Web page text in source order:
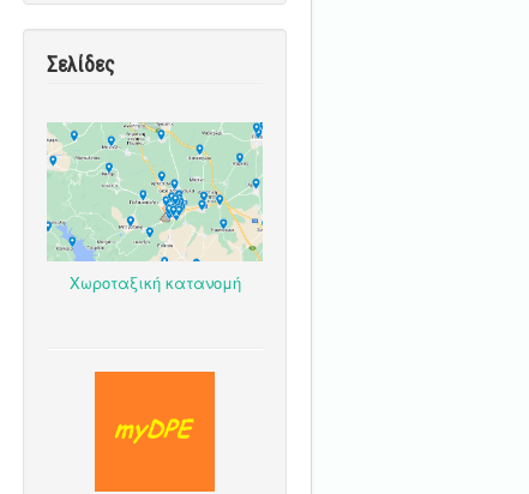
Σελίδες
Χωροταξική κατανομή